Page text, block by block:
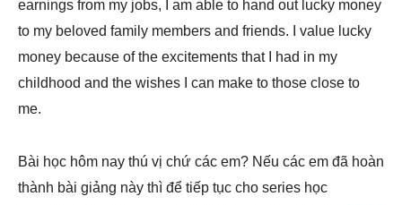
earnings from my jobs, I am able to hand out lucky money
to my beloved family members and friends. I value lucky
money because of the excitements that I had in my
childhood and the wishes I can make to those close to
me.
Bài học hôm nay thú vị chứ các em? Nếu các em đã hoàn
thành bài giảng này thì để tiếp tục cho series học